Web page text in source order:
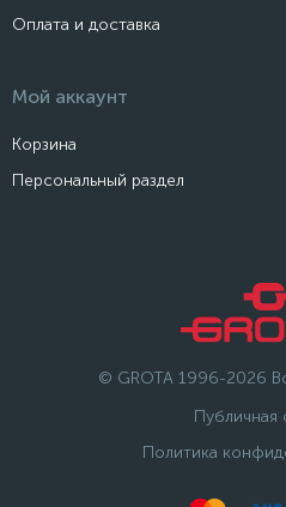
Оплата и доставка
Мой аккаунт
Корзина
Персональный раздел
© GROTA 1996-2026
Публичная
Политика